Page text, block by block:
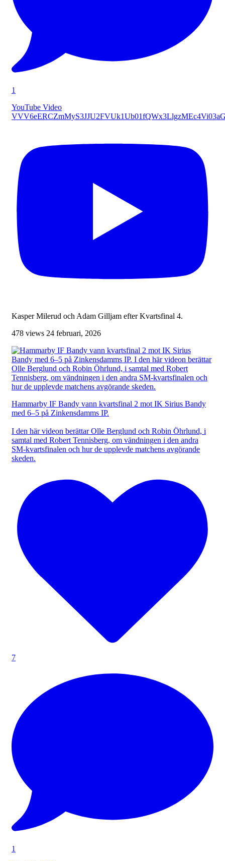
1
YouTube Video
Kasper Milerud och Adam Gilljam efter Kvartsfinal 4.
478 views 24 februari, 2026
Hammarby IF Bandy vann kvartsfinal 2 mot IK Sirius Bandy
med 6–5 på Zinkensdamms IP.
I den här videon berättar Olle Berglund och Robin Öhrlund, i
samtal med Robert Tennisberg, om vändningen i den andra
SM-kvartsfinalen och hur de upplevde matchens avgörande
skeden.
7
1